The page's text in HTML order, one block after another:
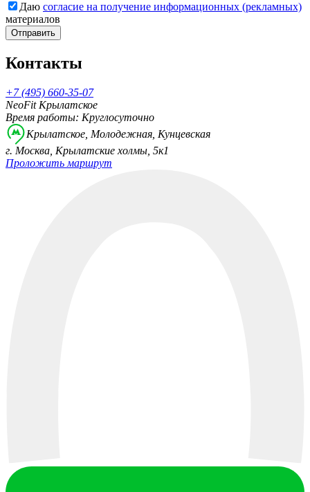
Даю согласие на получение информационных (рекламных)
материалов
Отправить
Контакты
+7 (495) 660-35-07
NeoFit Крылатское
Время работы: Круглосуточно
Крылатское, Молодежная, Кунцевская
г. Москва, Крылатские холмы, 5к1
Проложить маршрут